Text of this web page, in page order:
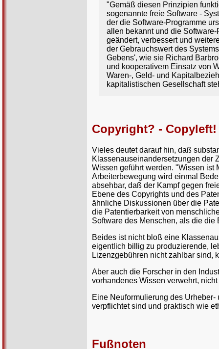
"Gemäß diesen Prinzipien
sogenannte freie Software -
der die Software-Programme
allen bekannt und die
geändert, verbessert und
der Gebrauchswert des
Gebens', wie sie Richard
und kooperativem Einsatz von
Waren-, Geld- und
kapitalistischen Gesellschaft
Copyright? - Copyleft!
Vieles deutet darauf hin, daß
Klassenauseinandersetzungen der
Wissen geführt werden. "Wissen ist
Arbeiterbewegung wird einmal
absehbar, daß der Kampf gegen
Ebene des Copyrights und des
ähnliche Diskussionen über die
die Patentierbarkeit von
Software des Menschen, als die
Beides ist nicht bloß eine
eigentlich billig zu produzierende,
Lizenzgebühren nicht zahlbar sind,
Aber auch die Forscher in den
vorhandenes Wissen verwehrt,
Eine Neuformulierung des
verpflichtet sind und praktisch wie
Fußnoten